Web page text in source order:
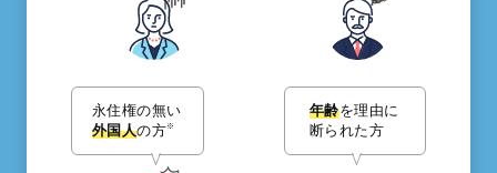
永住権の無い
外国人の方※
年齢を理由に
断られた方